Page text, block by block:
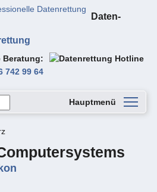
Daten-
Beratung
742 99 64
Hauptmenü